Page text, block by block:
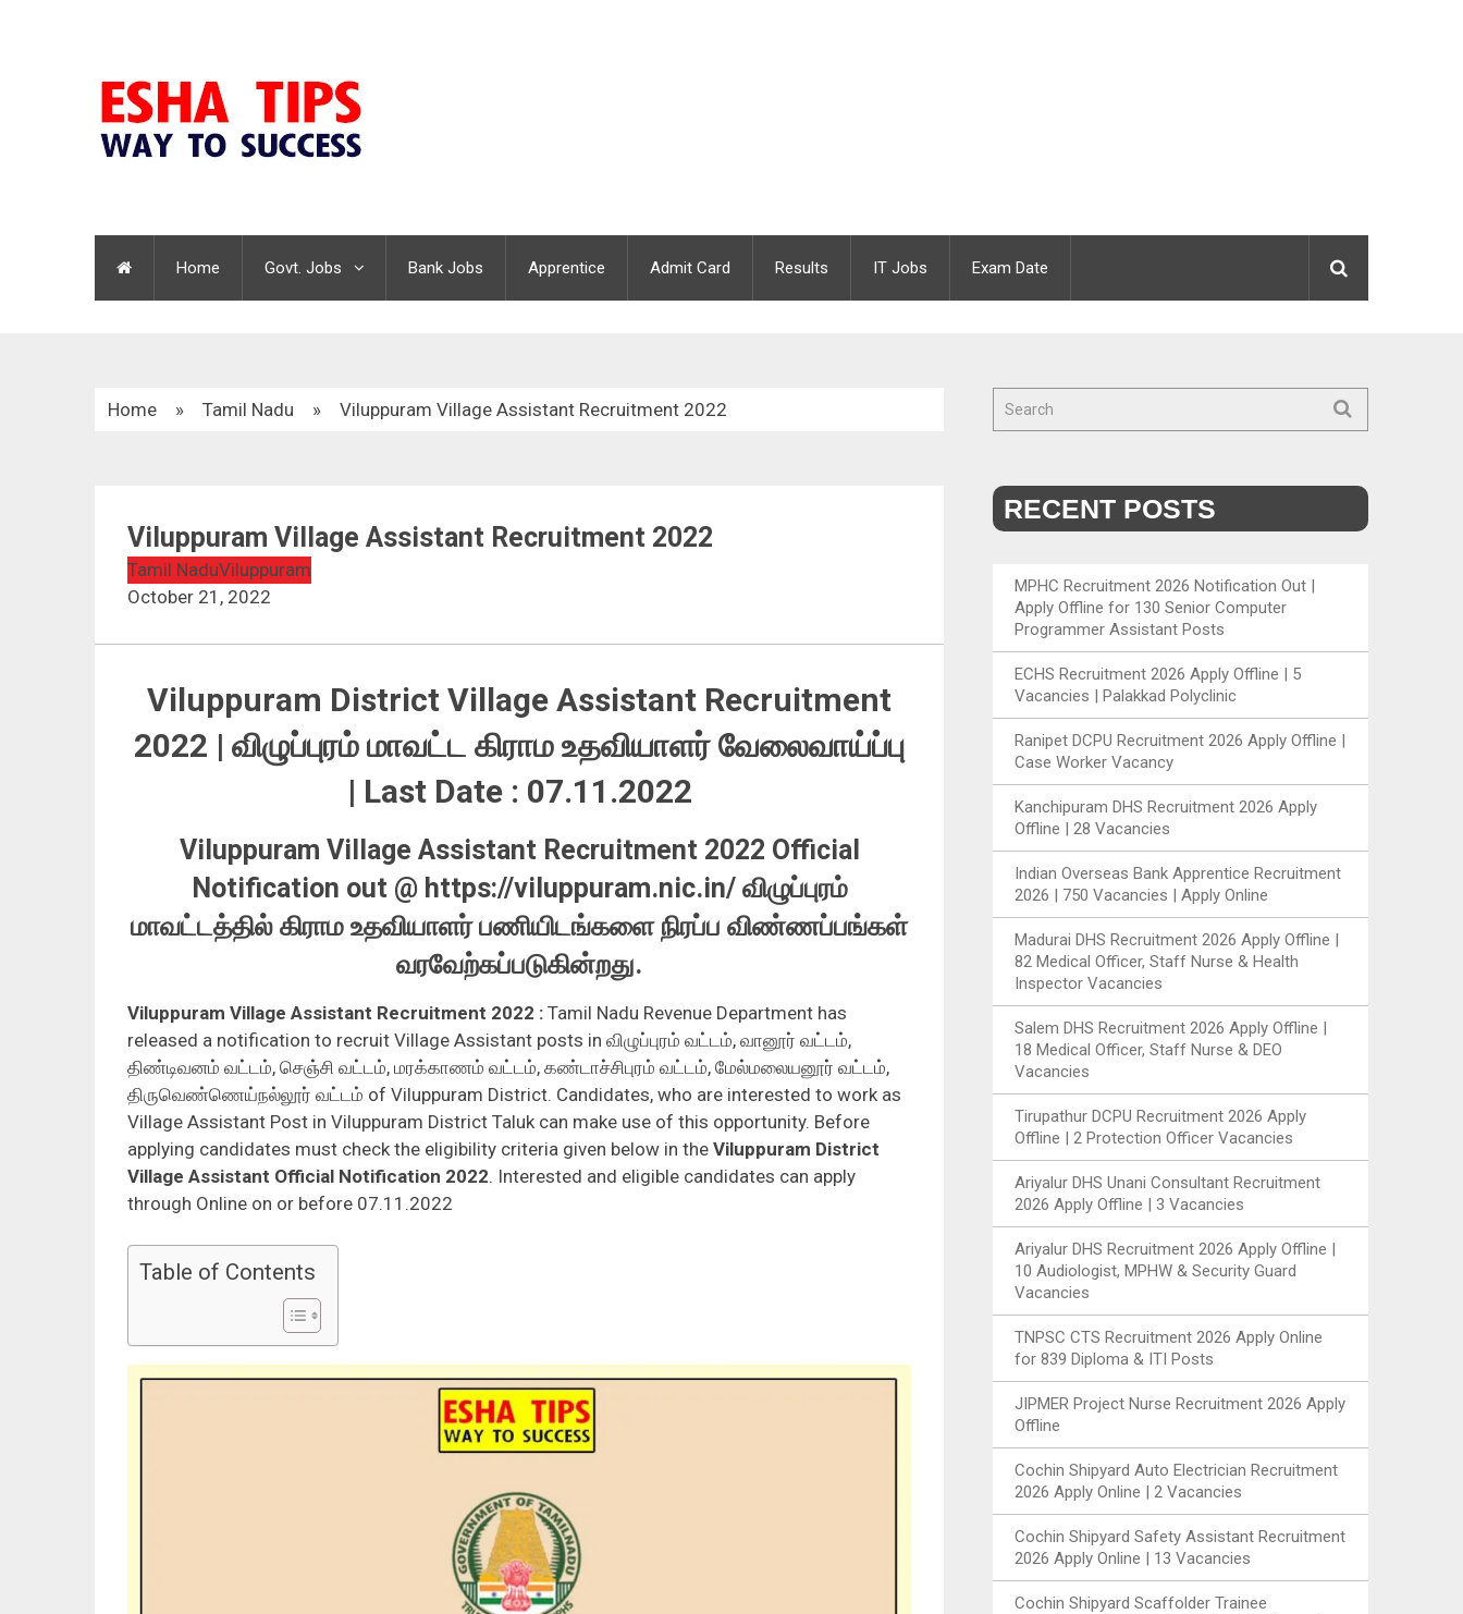
Home Govt. Jobs Bank Jobs Apprentice Admit Card Results IT Jobs Exam Date
Home » Tamil Nadu » Viluppuram Village Assistant Recruitment 2022
Viluppuram Village Assistant Recruitment 2022
Tamil NaduViluppuram
October 21, 2022
Viluppuram District Village Assistant Recruitment
2022 | விழுப்புரம் மாவட்டகிராம உதவியாளர் வேலைவாய்ப்பு
| Last Date : 07.11.2022
Viluppuram Village Assistant Recruitment 2022 Official
Notification out @ https://viluppuram.nic.in/ விழுப்புரம்
மாவட்டத்தில் கிராம உதவியாளர் பணியிடங்களை நிரப்ப விண்ணப்பங்கள்
வரவேற்கப்படுகின்றது.
Viluppuram Village Assistant Recruitment 2022 : Tamil Nadu Revenue Department has
released a notification to recruit Village Assistant posts in விழுப்புரம் வட்டம், வானூர் வட்டம்,
திண்டிவனம் வட்டம், செஞ்சி வட்டம், மரக்காணம் வட்டம், கண்டாச்சிபுரம் வட்டம், மேல்மலையனூர் வட்டம்,
திருவெண்ணெய்நல்லூர் வட்டம் of Viluppuram District. Candidates, who are interested to work as
Village Assistant Post in Viluppuram District Taluk can make use of this opportunity. Before
applying candidates must check the eligibility criteria given below in the Viluppuram District
Village Assistant Official Notification 2022. Interested and eligible candidates can apply
through Online on or before 07.11.2022
Table of Contents
RECENT POSTS
MPHC Recruitment 2026 Notification Out |
Apply Offline for 130 Senior Computer
Programmer Assistant Posts
ECHS Recruitment 2026 Apply Offline | 5
Vacancies | Palakkad Polyclinic
Ranipet DCPU Recruitment 2026 Apply Offline |
Case Worker Vacancy
Kanchipuram DHS Recruitment 2026 Apply
Offline | 28 Vacancies
Indian Overseas Bank Apprentice Recruitment
2026 | 750 Vacancies | Apply Online
Madurai DHS Recruitment 2026 Apply Offline |
82 Medical Officer, Staff Nurse & Health
Inspector Vacancies
Salem DHS Recruitment 2026 Apply Offline |
18 Medical Officer, Staff Nurse & DEO
Vacancies
Tirupathur DCPU Recruitment 2026 Apply
Offline | 2 Protection Officer Vacancies
Ariyalur DHS Unani Consultant Recruitment
2026 Apply Offline | 3 Vacancies
Ariyalur DHS Recruitment 2026 Apply Offline |
10 Audiologist, MPHW & Security Guard
Vacancies
TNPSC CTS Recruitment 2026 Apply Online
for 839 Diploma & ITI Posts
JIPMER Project Nurse Recruitment 2026 Apply
Offline
Cochin Shipyard Auto Electrician Recruitment
2026 Apply Online | 2 Vacancies
Cochin Shipyard Safety Assistant Recruitment
2026 Apply Online | 13 Vacancies
Cochin Shipyard Scaffolder Trainee